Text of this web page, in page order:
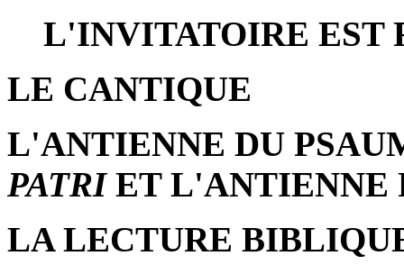
L'INVITATOIRE EST
LE CANTIQUE
L'ANTIENNE DU
PATRIET L'ANTIENNE
LA LECTURE